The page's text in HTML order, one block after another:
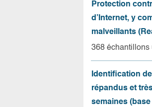
Protection
d’Internet, y
malveillants
368 échantillons
Identification
répandus et
semaines